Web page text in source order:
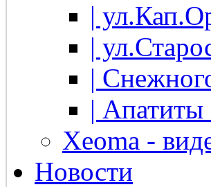
|
|
|
| Апатиты
Xeoma -
Новости